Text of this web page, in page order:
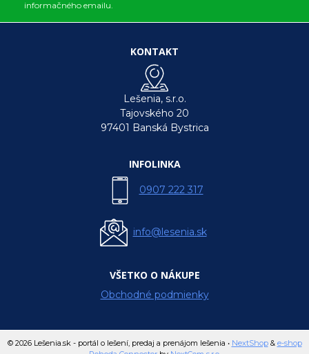
informačného emailu.
KONTAKT
Lešenia, s.r.o.
Tajovského 20
97401 Banská Bystrica
INFOLINKA
0907 222 317
info@lesenia.sk
VŠETKO O NÁKUPE
Obchodné podmienky
© 2026 Lešenia.sk - portál o lešení, predaj a prenájom lešenia • NextShop& e-shop